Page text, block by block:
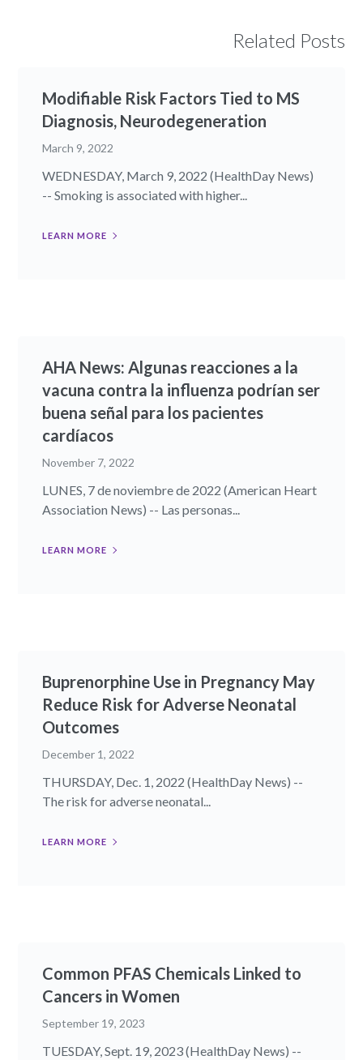
Related Posts
Modifiable Risk Factors Tied to MS
Diagnosis, Neurodegeneration
March 9, 2022
WEDNESDAY, March 9, 2022 (HealthDay News)
-- Smoking is associated with higher...
LEARN MORE
AHA News: Algunas reacciones a la
vacuna contra la influenza podrían ser
buena señal para los pacientes
cardíacos
November 7, 2022
LUNES, 7 de noviembre de 2022 (American Heart
Association News) -- Las personas...
LEARN MORE
Buprenorphine Use in Pregnancy May
Reduce Risk for Adverse Neonatal
Outcomes
December 1, 2022
THURSDAY, Dec. 1, 2022 (HealthDay News) --
The risk for adverse neonatal...
LEARN MORE
Common PFAS Chemicals Linked to
Cancers in Women
September 19, 2023
TUESDAY, Sept. 19, 2023 (HealthDay News) --